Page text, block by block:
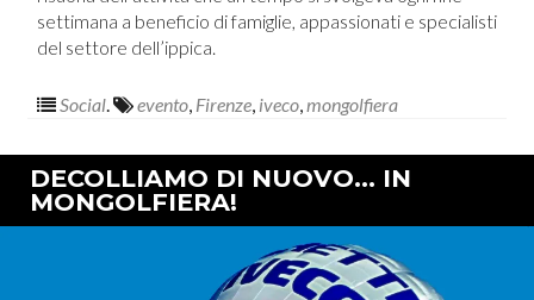
settimana a beneficio di famiglie, appassionati e specialisti
del settore dell’ippica.
Social evento Firenze iveco mongolfiera
DECOLLIAMO DI NUOVO… IN
MONGOLFIERA!